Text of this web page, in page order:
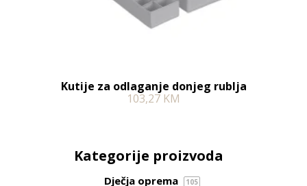
Kutije za odlaganje donjeg rublja
103,27 KM
Kategorije proizvoda
Dječja oprema 105